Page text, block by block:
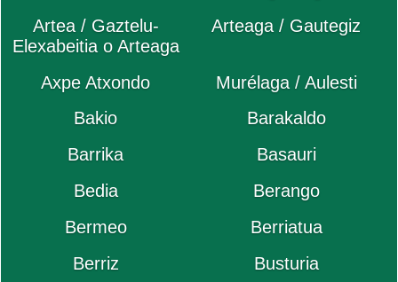
Artea / Gaztelu-
Elexabeitia o Arteaga
Arteaga / Gautegiz
Axpe Atxondo
Murélaga / Aulesti
Bakio
Barakaldo
Barrika
Basauri
Bedia
Berango
Bermeo
Berriatua
Berriz
Busturia